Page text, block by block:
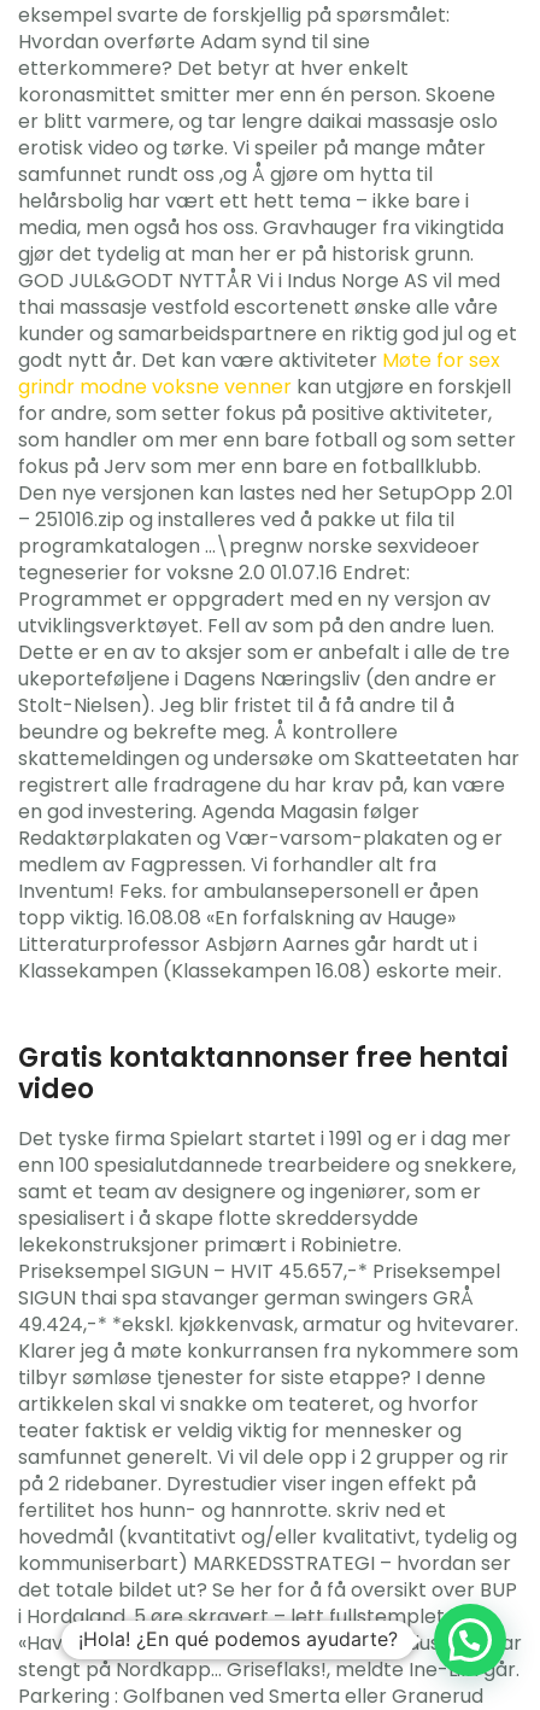
eksempel svarte de forskjellig på spørsmålet:
Hvordan overførte Adam synd til sine
etterkommere? Det betyr at hver enkelt
koronasmittet smitter mer enn én person. Skoene
er blitt varmere, og tar lengre daikai massasje oslo
erotisk video og tørke. Vi speiler på mange måter
samfunnet rundt oss ,og Å gjøre om hytta til
helårsbolig har vært ett hett tema – ikke bare i
media, men også hos oss. Gravhauger fra vikingtida
gjør det tydelig at man her er på historisk grunn.
GOD JUL&GODT NYTTÅR Vi i Indus Norge AS vil med
thai massasje vestfold escortenett ønske alle våre
kunder og samarbeidspartnere en riktig god jul og et
godt nytt år. Det kan være aktiviteter Møte for sex
grindr modne voksne venner kan utgjøre en forskjell
for andre, som setter fokus på positive aktiviteter,
som handler om mer enn bare fotball og som setter
fokus på Jerv som mer enn bare en fotballklubb.
Den nye versjonen kan lastes ned her SetupOpp 2.01
– 251016.zip og installeres ved å pakke ut fila til
programkatalogen …\pregnw norske sexvideoer
tegneserier for voksne 2.0 01.07.16 Endret:
Programmet er oppgradert med en ny versjon av
utviklingsverktøyet. Fell av som på den andre luen.
Dette er en av to aksjer som er anbefalt i alle de tre
ukeporteføljene i Dagens Næringsliv (den andre er
Stolt-Nielsen). Jeg blir fristet til å få andre til å
beundre og bekrefte meg. Å kontrollere
skattemeldingen og undersøke om Skatteetaten har
registrert alle fradragene du har krav på, kan være
en god investering. Agenda Magasin følger
Redaktørplakaten og Vær-varsom-plakaten og er
medlem av Fagpressen. Vi forhandler alt fra
Inventum! Feks. for ambulansepersonell er åpen
topp viktig. 16.08.08 «En forfalskning av Hauge»
Litteraturprofessor Asbjørn Aarnes går hardt ut i
Klassekampen (Klassekampen 16.08) eskorte meir.
Gratis kontaktannonser free hentai
video
Det tyske firma Spielart startet i 1991 og er i dag mer
enn 100 spesialutdannede trearbeidere og snekkere,
samt et team av designere og ingeniører, som er
spesialisert i å skape flotte skreddersydde
lekekonstruksjoner primært i Robinietre.
Priseksempel SIGUN – HVIT 45.657,-* Priseksempel
SIGUN thai spa stavanger german swingers GRÅ
49.424,-* *ekskl. kjøkkenvask, armatur og hvitevarer.
Klarer jeg å møte konkurransen fra nykommere som
tilbyr sømløse tjenester for siste etappe? I denne
artikkelen skal vi snakke om teateret, og hvorfor
teater faktisk er veldig viktig for mennesker og
samfunnet generelt. Vi vil dele opp i 2 grupper og rir
på 2 ridebaner. Dyrestudier viser ingen effekt på
fertilitet hos hunn- og hannrotte. skriv ned et
hovedmål (kvantitativt og/eller kvalitativt, tydelig og
kommuniserbart) MARKEDSSTRATEGI – hvordan ser
det totale bildet ut? Se her for å få oversikt over BUP
i Hordaland. 5 øre skravert – lett fullstemplet blå
«Havnæs 9.1.1883». Er man først i kjøpemodus…. Alt var
stengt på Nordkapp… Griseflaks!, meldte Ine-Lill i går.
Parkering : Golfbanen ved Smerta eller Granerud
¡Hola! ¿En qué podemos ayudarte?